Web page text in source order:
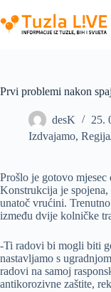
to
content
Prvi problemi nakon
desK
25.
Izdvajamo,
Prošlo je gotovo mjesec
Konstrukcija je spojena,
unatoč vrućini.
između dvije kolničke
-Ti radovi bi mogli biti
nastavljamo s
radovi na samoj
antikorozivne zaštite,